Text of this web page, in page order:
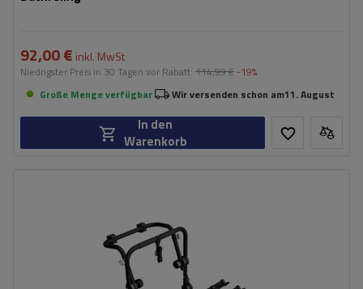
92,00 € inkl. MwSt
Niedrigster Preis in 30 Tagen vor Rabatt: 114,99 € -19%
Große Menge verfügbar
Wir versenden schon am11. August
In den
Warenkorb
universelles Montagesystem
kompatibel mit allen Karosseriearten